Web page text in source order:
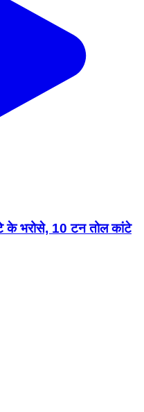
के भरोसे, 10 टन तोल कांटे